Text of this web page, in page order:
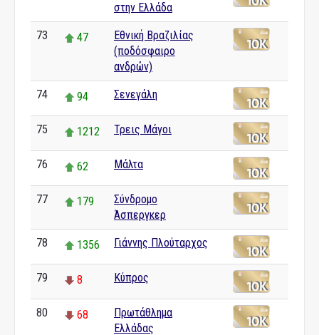
στην Ελλάδα
73 47
Εθνική Βραζιλίας
(ποδόσφαιρο
ανδρών)
74 94 Σενεγάλη
75 1212 Τρεις Μάγοι
76 62 Μάλτα
77 179
Σύνδρομο
Άσπεργκερ
78 1356 Γιάννης Πλούταρχος
79 8 Κύπρος
80 68
Πρωτάθλημα
Ελλάδας